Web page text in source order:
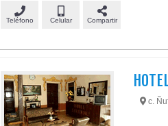
Teléfono Celular Compartir
c.